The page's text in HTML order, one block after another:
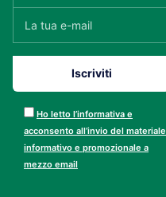
Ho letto l’informativa e
acconsento all’invio del materiale
informativo e promozionale a
mezzo email